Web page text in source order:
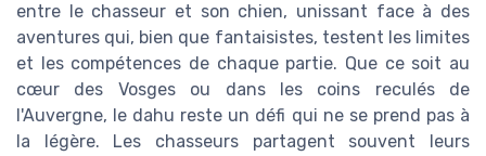
entre le chasseur et son chien, unissant face à des
aventures qui, bien que fantaisistes, testent les limites
et les compétences de chaque partie. Que ce soit au
cœur des Vosges ou dans les coins reculés de
l'Auvergne, le dahu reste un défi qui ne se prend pas à
la légère. Les chasseurs partagent souvent leurs